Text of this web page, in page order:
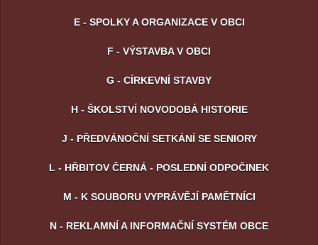
E - SPOLKY A ORGANIZACE V OBCI
F - VÝSTAVBA V OBCI
G - CÍRKEVNÍ STAVBY
H - ŠKOLSTVÍ NOVODOBÁ HISTORIE
J - PŘEDVÁNOČNÍ SETKÁNÍ SE SENIORY
L - HŘBITOV ČERNÁ - POSLEDNÍ ODPOČINEK
M - K SOUBORU VYPRÁVĚJÍ PAMĚTNÍCI
N - REKLAMNÍ A INFORMAČNÍ SYSTÉM OBCE